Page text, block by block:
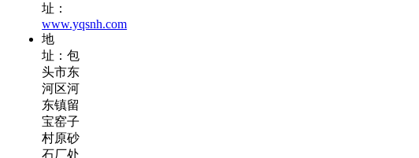
址：
www.yqsnh.com
地
址：包
头市东
河区河
东镇留
宝窑子
村原砂
石厂处